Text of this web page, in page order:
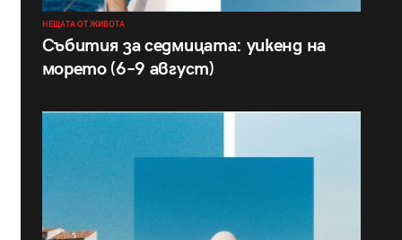
НЕЩАТА ОТ ЖИВОТА
Събития за седмицата: уикенд на
морето (6–9 август)